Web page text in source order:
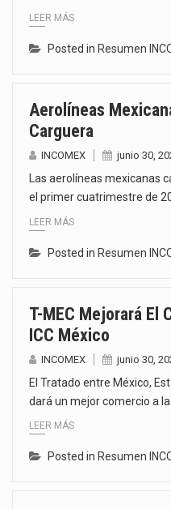
LEER MÁS
Posted in Resumen
Aerolíneas
Carguera
INCOMEX junio 30,
Las aerolíneas mexicanas
el primer cuatrimestre de
LEER MÁS
Posted in Resumen
T-MEC Mejorará El
ICC México
INCOMEX junio 30,
El Tratado entre México,
dará un mejor comercio a la
LEER MÁS
Posted in Resumen